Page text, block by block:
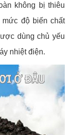
không bị thiêu
mức độ biến chất
dùng chủ yếu
nhiệt điện.